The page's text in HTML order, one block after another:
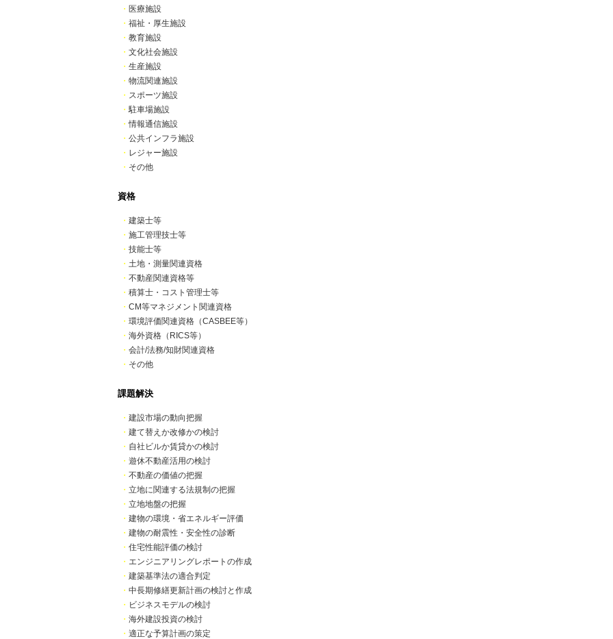
・ 医療施設
・ 福祉・厚生施設
・ 教育施設
・ 文化社会施設
・ 生産施設
・ 物流関連施設
・ スポーツ施設
・駐車場施設
・情報通信施設
・ 公共インフラ施設
・ レジャー施設
・ その他
資格
・ 建築士等
・ 施工管理技士等
・ 技能士等
・ 土地・測量関連資格
・ 不動産関連資格等
・ 積算士・コスト管理士等
・ CM等マネジメント関連資格
・ 環境評価関連資格（CASBEE等）
・ 海外資格（RICS等）
・ 会計/法務/知財関連資格
・ その他
課題解決
・ 建設市場の動向把握
・ 建て替えか改修かの検討
・ 自社ビルか賃貸かの検討
・ 遊休不動産活用の検討
・ 不動産の価値の把握
・ 立地に関連する法規制の把握
・ 立地地盤の把握
・ 建物の環境・省エネルギー評価
・ 建物の耐震性・安全性の診断
・ 住宅性能評価の検討
・ エンジニアリングレポートの作成
・ 建築基準法の適合判定
・ 中長期修繕更新計画の検討と作成
・ ビジネスモデルの検討
・ 海外建設投資の検討
・ 適正な予算計画の策定